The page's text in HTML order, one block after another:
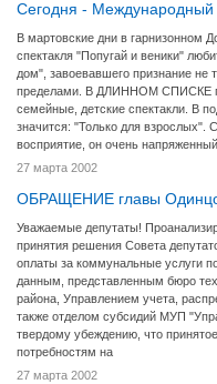
Сегодня - Международный
В мартовские дни в гарнизонном
спектакля "Попугай и веники"
дом", завоевавшего признание не
пределами. В ДЛИННОМ СПИСКЕ
семейные, детские спектакли. В
значится: "Только для взрослых".
восприятие, он очень
27 марта 2002
ОБРАЩЕНИЕ главы
Уважаемые депутаты!
принятия решения Совета
оплаты за коммунальные услуги
данным, представленным бюро
района, Управлением учета,
также отделом субсидий МУП
твердому убеждению, что
потребностям на
27 марта 2002